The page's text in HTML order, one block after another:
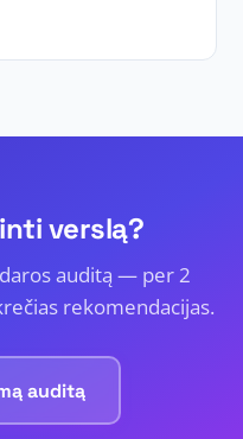
verslą?
auditą — per 2
rekomendacijas.
auditą